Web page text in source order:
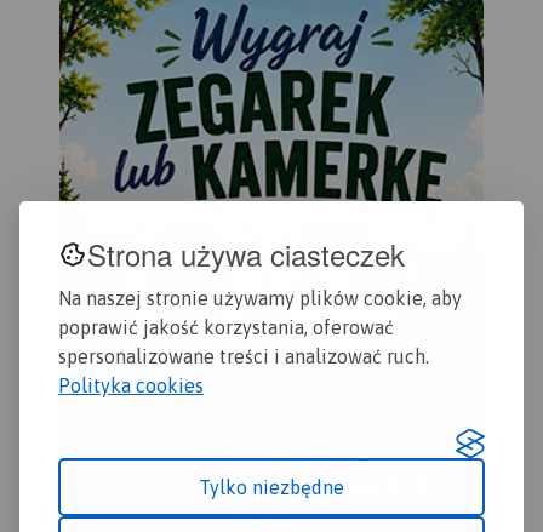
Strona używa ciasteczek
Na naszej stronie używamy plików cookie, aby
poprawić jakość korzystania, oferować
spersonalizowane treści i analizować ruch.
Polityka cookies
Tylko niezbędne